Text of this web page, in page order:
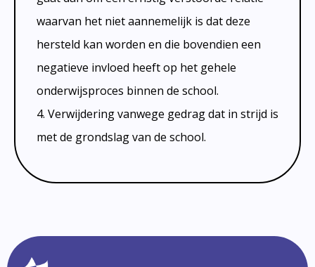
waarvan het niet aannemelijk is dat deze
hersteld kan worden en die bovendien een
negatieve invloed heeft op het gehele
onderwijsproces binnen de school.
4. Verwijdering vanwege gedrag dat in strijd is
met de grondslag van de school.